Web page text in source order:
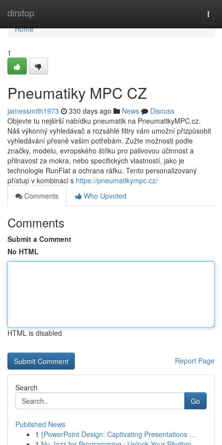
dirstop
Home
Home
1
Pneumatiky MPC CZ
jamessmith1973 330 days ago News
Discuss
Objevte tu nejširší nabídku pneumatik na PneumatikyMPC.cz.
Náš výkonný vyhledávač a rozsáhlé filtry vám umožní přizpůsobit
vyhledávání přesně vašim potřebám. Zužte možnosti podle
značky, modelu, evropského štítku pro palivovou účinnost a
přilnavost za mokra, nebo specifických vlastností, jako je
technologie RunFlat a ochrana ráfku. Tento personalizovaný
přístup v kombinaci s https://pneumatikympc.cz/
Comments
Who Upvoted
Comments
Submit a Comment
No HTML
HTML is disabled
Report Page
Search
Go
Published News
1 {PowerPoint Design: Captivating Presentations ...